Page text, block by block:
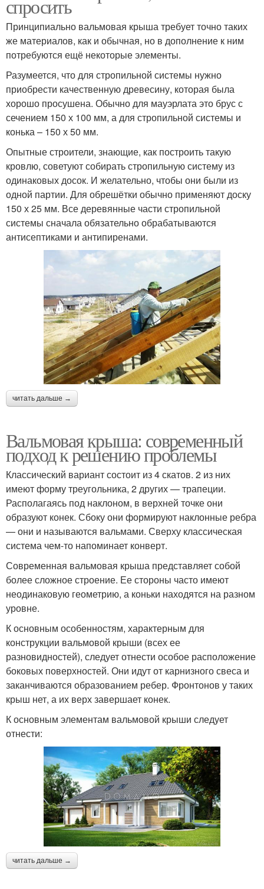
спросить
Принципиально вальмовая крыша требует точно таких
же материалов, как и обычная, но в дополнение к ним
потребуются ещё некоторые элементы.
Разумеется, что для стропильной системы нужно
приобрести качественную древесину, которая была
хорошо просушена. Обычно для мауэрлата это брус с
сечением 150 х 100 мм, а для стропильной системы и
конька – 150 х 50 мм.
Опытные строители, знающие, как построить такую
кровлю, советуют собирать стропильную систему из
одинаковых досок. И желательно, чтобы они были из
одной партии. Для обрешётки обычно применяют доску
150 х 25 мм. Все деревянные части стропильной
системы сначала обязательно обрабатываются
антисептиками и антипиренами.
читать дальше →
Вальмовая крыша: современный
подход к решению проблемы
Классический вариант состоит из 4 скатов. 2 из них
имеют форму треугольника, 2 других — трапеции.
Располагаясь под наклоном, в верхней точке они
образуют конек. Сбоку они формируют наклонные ребра
— они и называются вальмами. Сверху классическая
система чем-то напоминает конверт.
Современная вальмовая крыша представляет собой
более сложное строение. Ее стороны часто имеют
неодинаковую геометрию, а коньки находятся на разном
уровне.
К основным особенностям, характерным для
конструкции вальмовой крыши (всех ее
разновидностей), следует отнести особое расположение
боковых поверхностей. Они идут от карнизного свеса и
заканчиваются образованием ребер. Фронтонов у таких
крыш нет, а их верх завершает конек.
К основным элементам вальмовой крыши следует
отнести:
читать дальше →